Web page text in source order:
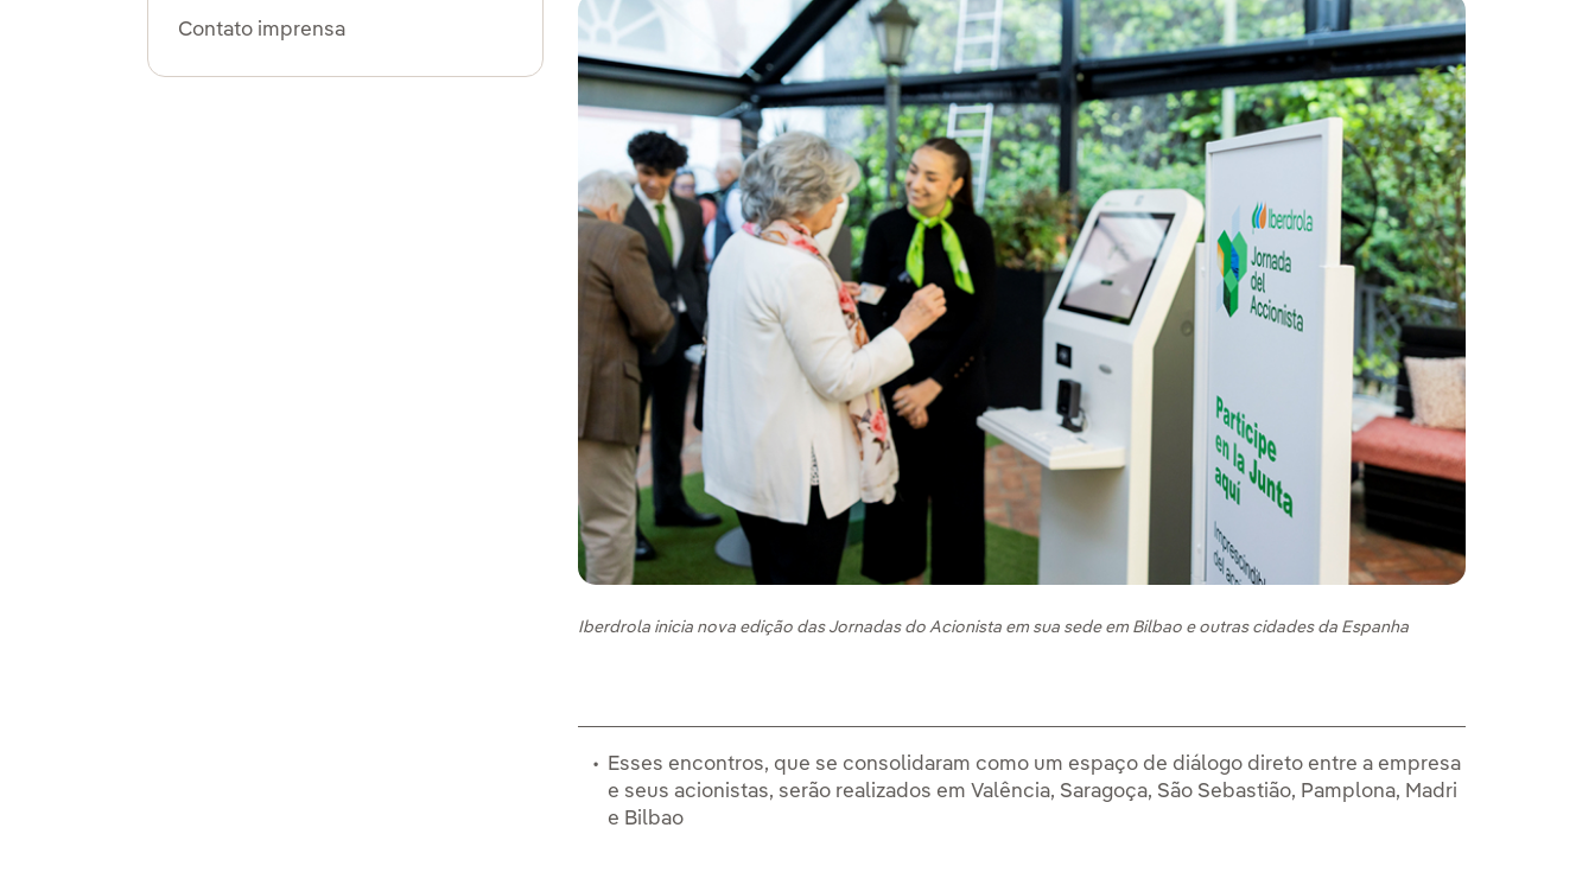
Contato imprensa
Iberdrola inicia nova edição das Jornadas do Acionista em sua sede em Bilbao e outras cidades da Espanha
Esses encontros, que se consolidaram como um espaço de diálogo direto entre a empresa
e seus acionistas, serão realizados em Valência, Saragoça, São Sebastião, Pamplona, Madri
e Bilbao